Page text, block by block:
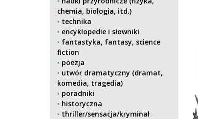
chemia, biologia, itd.)
technika
encyklopedie i słowniki
fantastyka, fantasy, science
fiction
poezja
utwór dramatyczny (dramat,
komedia, tragedia)
poradniki
historyczna
thriller/sensacja/kryminał